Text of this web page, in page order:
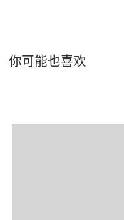
你可能也喜欢